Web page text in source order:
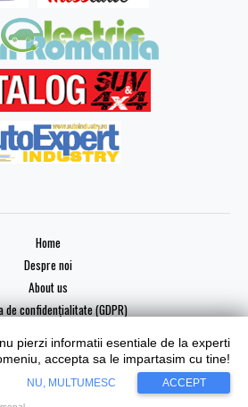
Home
Despre noi
About us
de confidențialitate (GDPR)
© 2026 AutoExpert
pierzi informatii esentiale de la experti
accepta sa le impartasim cu tine!
NU, MULTUMESC ACCEPT